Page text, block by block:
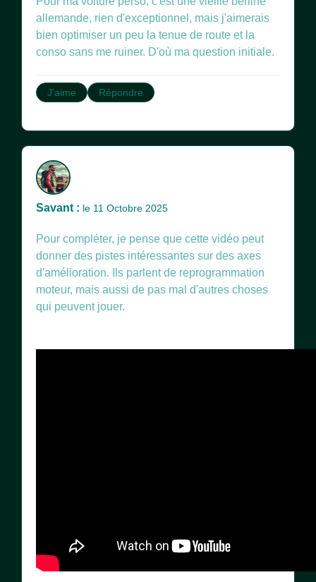
allemande, rien d'exceptionnel, mais j'aimerais
bien optimiser un peu la tenue de route et la
conso sans me ruiner. D'où ma question initiale.
J'aime Répondre
Savant : le 11 Octobre 2025
Pour compléter, je pense que cette vidéo peut
donner des pistes intéressantes sur des axes
d'amélioration. Ils parlent de reprogrammation
moteur, mais aussi de pas mal d'autres choses
qui peuvent jouer.